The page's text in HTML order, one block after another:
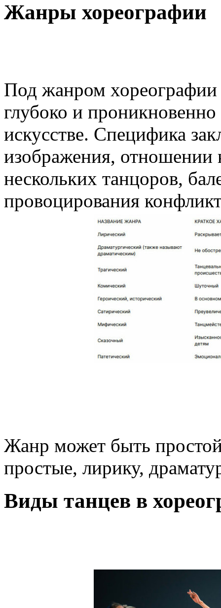
Жанры хореографии
Под жанром
глубоко и проникновенно
искусстве. Специфика
изображения, отношении
нескольких танцоров,
провоцирования
Жанр может быть
простые, лирику,
Виды танцев в